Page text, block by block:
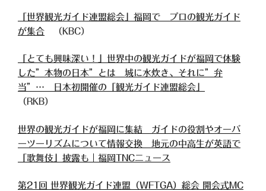
「世界観光ガイド連盟総会」福岡で プロの観光ガイド
が集合 （KBC）
「とても興味深い！」世界中の観光ガイドが福岡で体験
した”本物の日本”とは 城に水炊き、それに”弁
当”… 日本初開催の「観光ガイド連盟総会」
（RKB）
世界の観光ガイドが福岡に集結 ガイドの役割やオーバ
ーツーリズムについて情報交換 地元の中高生が英語で
「歌舞伎」披露も｜福岡TNCニュース
第21回 世界観光ガイド連盟（WFTGA）総会 開会式MC